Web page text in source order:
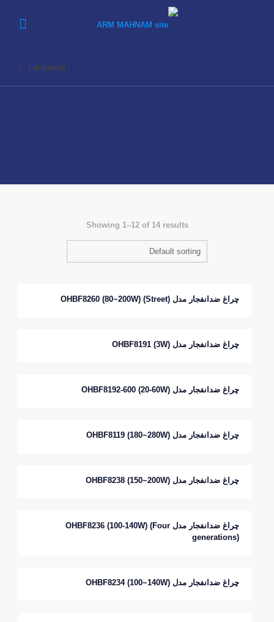
Language
Showing 1–12 of 14 results
چراغ ضدانفجار مدل OHBF8260 (80~200W) (Street)
چراغ ضدانفجار مدل OHBF8191 (3W)
چراغ ضدانفجار مدل OHBF8192-600 (20-60W)
چراغ ضدانفجار مدل OHBF8119 (180~280W)
چراغ ضدانفجار مدل OHBF8238 (150~200W)
چراغ ضدانفجار مدل OHBF8236 (100-140W) (Four
generations)
چراغ ضدانفجار مدل OHBF8234 (100~140W)